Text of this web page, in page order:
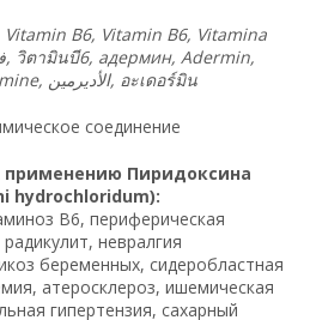
B6, Vitamin B6, Vitamina
, วิตามินบี6, адермин, Adermin,
الأديرمين, อะเดอร์มิน
соединение
применению Пиридоксина
hydrochloridum):
B6, периферическая
невралгия
беременных, сидеробластная
атеросклероз, ишемическая
гипертензия, сахарный